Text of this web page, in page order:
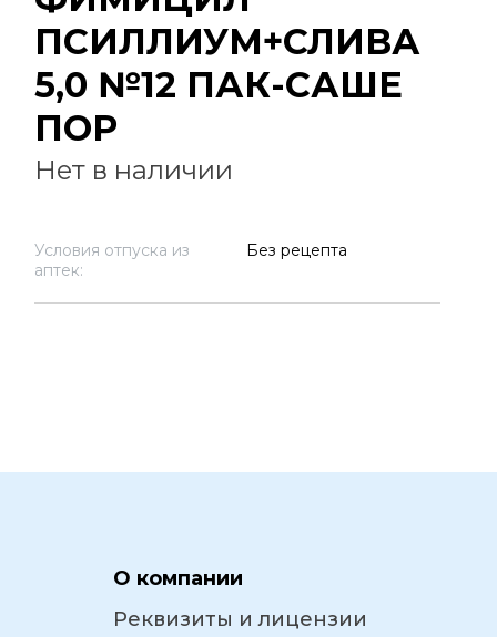
ПСИЛЛИУМ+СЛИВА
5,0 №12 ПАК-САШЕ
ПОР
Нет в наличии
Условия отпуска из
аптек:
Без рецепта
О компании
Реквизиты и лицензии